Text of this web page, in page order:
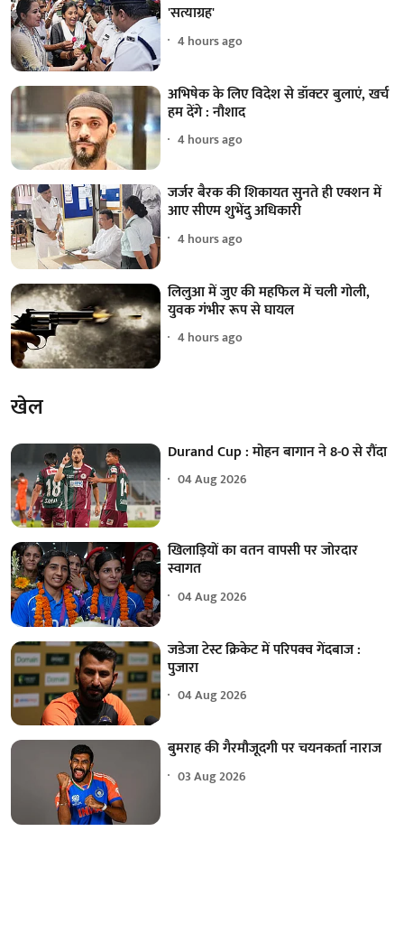
'सत्याग्रह'
4 hours ago
अभिषेक के लिए विदेश से डॉक्टर बुलाएं, खर्च
हम देंगे : नौशाद
4 hours ago
जर्जर बैरक की शिकायत सुनते ही एक्शन में
आए सीएम शुभेंदु अधिकारी
4 hours ago
लिलुआ में जुए की महफिल में चली गोली,
युवक गंभीर रूप से घायल
4 hours ago
खेल
Durand Cup : मोहन बागान ने 8-0 से रौंदा
04 Aug 2026
खिलाड़ियों का वतन वापसी पर जोरदार
स्वागत
04 Aug 2026
जडेजा टेस्ट क्रिकेट में परिपक्व गेंदबाज :
पुजारा
04 Aug 2026
बुमराह की गैरमौजूदगी पर चयनकर्ता नाराज
03 Aug 2026